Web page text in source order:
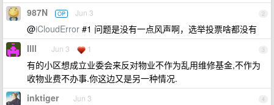
2
987N OP Jun 3
@iCloudError #1 问题是没有一点风声啊，选举投票啥都没有
3
IlIl Jun 3 1
有的小区想成立业委会来反对物业不作为乱用维修基金,不作为
收物业费不办事.你这边又是另一种情况.
4
inktiger Jun 3